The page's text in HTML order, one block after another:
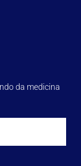
da medicina